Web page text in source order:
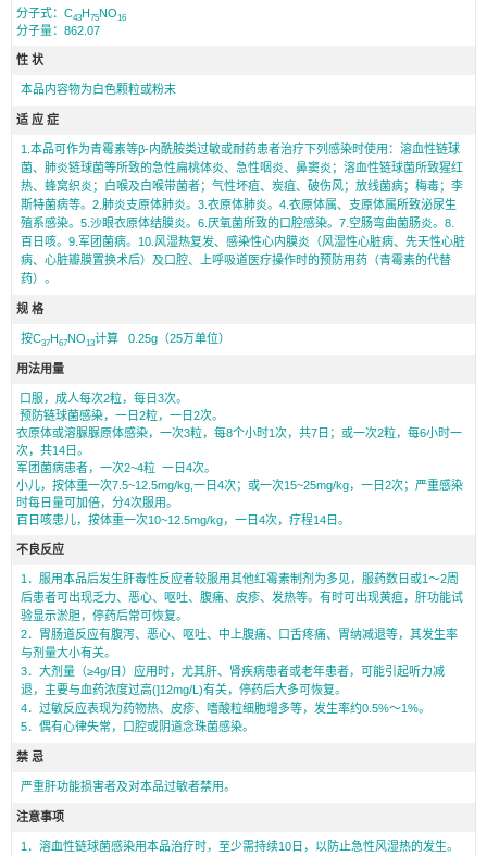
分子式：C43H75NO16
分子量：862.07
性 状
本品内容物为白色颗粒或粉末
适 应 症
1.本品可作为青霉素等β-内酰胺类过敏或耐药患者治疗下列感染时使用：溶血性链球
菌、肺炎链球菌等所致的急性扁桃体炎、急性咽炎、鼻窦炎；溶血性链球菌所致猩红
热、蜂窝织炎；白喉及白喉带菌者；气性坏疽、炭疽、破伤风；放线菌病；梅毒；李
斯特菌病等。2.肺炎支原体肺炎。3.衣原体肺炎。4.衣原体属、支原体属所致泌尿生
殖系感染。5.沙眼衣原体结膜炎。6.厌氧菌所致的口腔感染。7.空肠弯曲菌肠炎。8.
百日咳。9.军团菌病。10.风湿热复发、感染性心内膜炎（风湿性心脏病、先天性心脏
病、心脏瓣膜置换术后）及口腔、上呼吸道医疗操作时的预防用药（青霉素的代替
药）。
规 格
按C37H67NO13计算 0.25g（25万单位）
用法用量
口服，成人每次2粒，每日3次。
预防链球菌感染，一日2粒，一日2次。
衣原体或溶脲脲原体感染，一次3粒，每8个小时1次，共7日；或一次2粒，每6小时一
次，共14日。
军团菌病患者，一次2~4粒 一日4次。
小儿，按体重一次7.5~12.5mg/kg,一日4次；或一次15~25mg/kg，一日2次；严重感染
时每日量可加倍，分4次服用。
百日咳患儿，按体重一次10~12.5mg/kg，一日4次，疗程14日。
不良反应
1．服用本品后发生肝毒性反应者较服用其他红霉素制剂为多见，服药数日或1～2周
后患者可出现乏力、恶心、呕吐、腹痛、皮疹、发热等。有时可出现黄疸，肝功能试
验显示淤胆，停药后常可恢复。
2．胃肠道反应有腹泻、恶心、呕吐、中上腹痛、口舌疼痛、胃纳减退等，其发生率
与剂量大小有关。
3．大剂量（≥4g/日）应用时，尤其肝、肾疾病患者或老年患者，可能引起听力减
退，主要与血药浓度过高(]12mg/L)有关，停药后大多可恢复。
4．过敏反应表现为药物热、皮疹、嗜酸粒细胞增多等，发生率约0.5%～1%。
5．偶有心律失常，口腔或阴道念珠菌感染。
禁 忌
严重肝功能损害者及对本品过敏者禁用。
注意事项
1．溶血性链球菌感染用本品治疗时，至少需持续10日，以防止急性风湿热的发生。